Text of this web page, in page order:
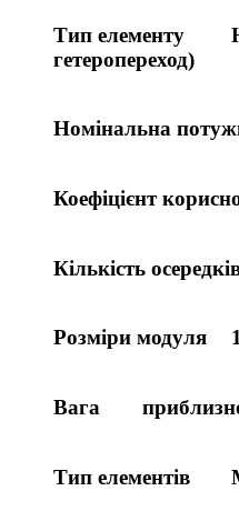
Тип елементу
гетеропереход)
Номінальна
Коефіцієнт
Кількість
Розміри модуля
Вага
Тип елементів